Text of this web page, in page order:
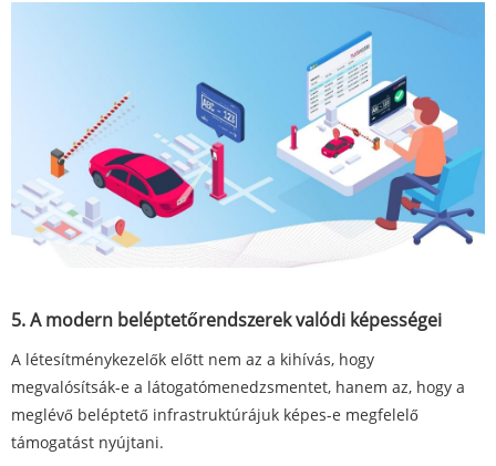
5. A modern beléptetőrendszerek valódi képességei
A létesítménykezelők előtt nem az a kihívás, hogy
megvalósítsák-e a látogatómenedzsmentet, hanem az, hogy a
meglévő beléptető infrastruktúrájuk képes-e megfelelő
támogatást nyújtani.